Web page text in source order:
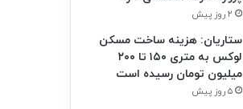
۲ روز پیش
ستاریان: هزینه ساخت مسکن
لوکس به متری ۱۵۰ تا ۲۰۰
میلیون تومان رسیده است
۵ روز پیش